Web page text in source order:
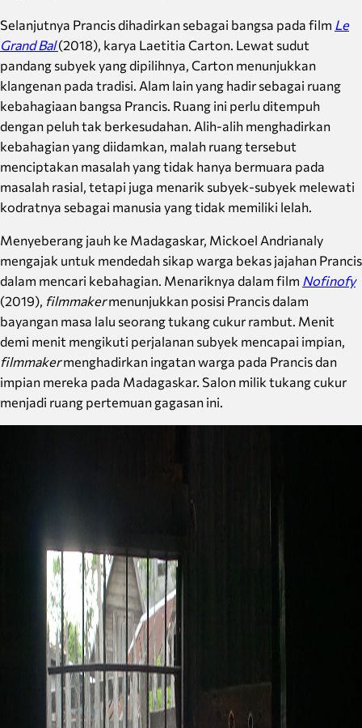
Selanjutnya Prancis dihadirkan sebagai bangsa pada film Le
Grand Bal(2018), karya Laetitia Carton. Lewat sudut
pandang subyek yang dipilihnya, Carton menunjukkan
klangenan pada tradisi. Alam lain yang hadir sebagai ruang
kebahagiaan bangsa Prancis. Ruang ini perlu ditempuh
dengan peluh tak berkesudahan. Alih-alih menghadirkan
kebahagian yang diidamkan, malah ruang tersebut
menciptakan masalah yang tidak hanya bermuara pada
masalah rasial, tetapi juga menarik subyek-subyek melewati
kodratnya sebagai manusia yang tidak memiliki lelah.
Menyeberang jauh ke Madagaskar, Mickoel Andrianaly
mengajak untuk mendedah sikap warga bekas jajahan Prancis
dalam mencari kebahagian. Menariknya dalam film Nofinofy
(2019), filmmakermenunjukkan posisi Prancis dalam
bayangan masa lalu seorang tukang cukur rambut. Menit
demi menit mengikuti perjalanan subyek mencapai impian,
filmmakermenghadirkan ingatan warga pada Prancis dan
impian mereka pada Madagaskar. Salon milik tukang cukur
menjadi ruang pertemuan gagasan ini.